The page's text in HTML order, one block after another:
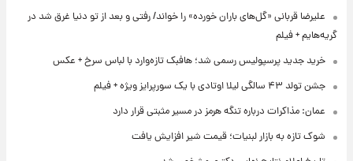
علیرضا قربانی «گل‌های باران خورده» را خواند/ رفتی و بعد از تو دنیا غرق شد در
گریه‌هایم + فیلم
خرید جدید پرسپولیس رسمی شد؛ هافبک تازه‌وارد با لباس سرخ + عکس
جشن تولد ۴۳ سالگی لیلا اوتادی با یک سورپرایز ویژه + فیلم
عمان: مذاکرات درباره تنگه هرمز در مسیر مثبتی قرار دارد
شوک تازه به بازار لبنیات؛ قیمت شیر افزایش یافت